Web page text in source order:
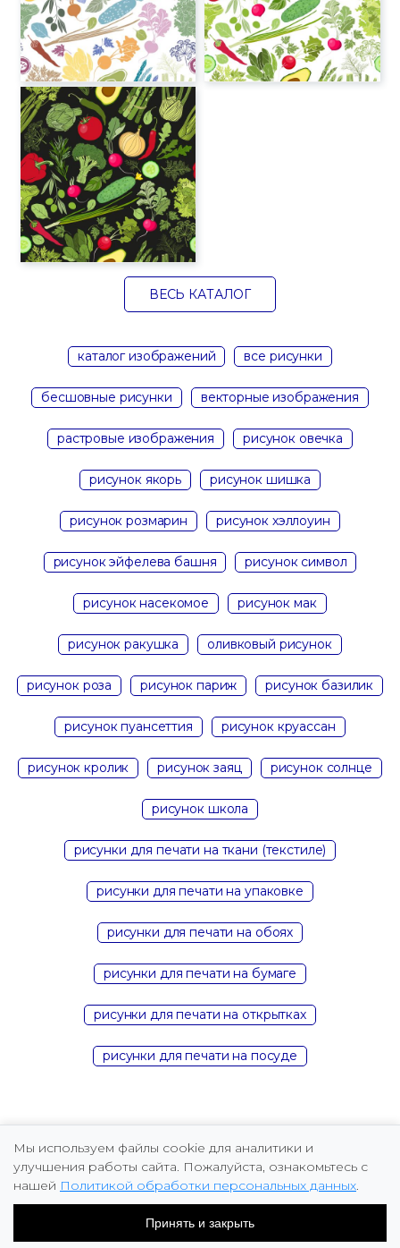
ВЕСЬ КАТАЛОГ
каталог изображений все рисунки
бесшовные рисунки векторные изображения
растровые изображения рисунок овечка
рисунок якорь рисунок шишка
рисунок розмарин рисунок хэллоуин
рисунок эйфелева башня рисунок символ
рисунок насекомое рисунок мак
рисунок ракушка оливковый рисунок
рисунок роза рисунок париж рисунок базилик
рисунок пуансеттия рисунок круассан
рисунок кролик рисунок заяц рисунок солнце
рисунок школа
рисунки для печати на ткани (текстиле)
рисунки для печати на упаковке
рисунки для печати на обоях
рисунки для печати на бумаге
рисунки для печати на открытках
рисунки для печати на посуде
Copyright © 2026 Marina Fomicheva
Мы используем файлы cookie для аналитики и
улучшения работы сайта. Пожалуйста, ознакомьтесь с
нашей Политикой обработки персональных данных.
Принять и закрыть